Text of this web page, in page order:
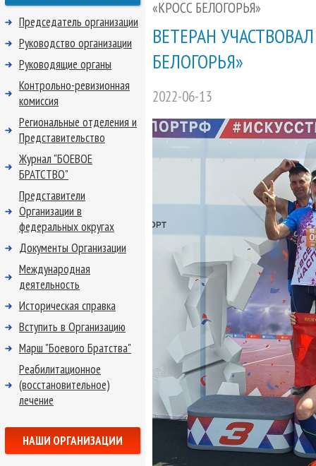
«КРОСС БЕЛОГОРЬЯ»
ВЕТЕРАН
БЕЛОГОРЬЯ»
2022-06-13
Председатель организации
Руководство организации
Руководящие органы
Контрольно-ревизионная
комиссия
Региональные отделения и
Представительство
Журнал "БОЕВОЕ
БРАТСТВО"
Представители
Организации в
федеральных округах
Документы Организации
Международная
деятельность
Историческая справка
Вступить в Организацию
Марш "Боевого Братства"
Реабилитационное
(восстановительное)
лечение
НАШИ ОРГАНИЗАЦИИ